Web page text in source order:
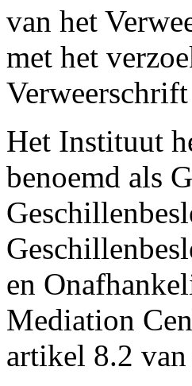
van het
met het
Het Instituut
benoemd als
en
Mediation
artikel 8.2